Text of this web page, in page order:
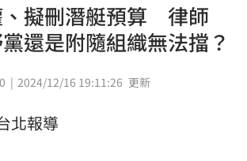
、擬刪潛艇預算 律師
還是附隨組織無法擋？
2024/12/16 19:11:26 更新
北報導